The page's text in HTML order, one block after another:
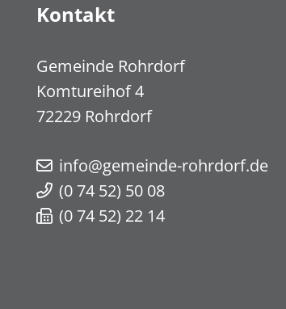
Kontakt
Gemeinde Rohrdorf
Komtureihof 4
72229 Rohrdorf
info@gemeinde-rohrdorf.de
(0 74 52) 50 08
(0 74 52) 22 14